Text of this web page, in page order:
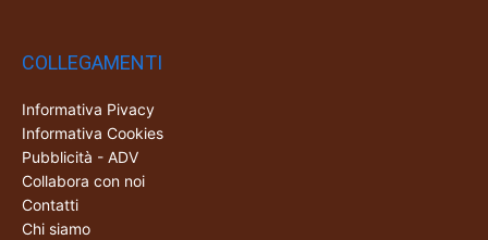
COLLEGAMENTI
Informativa Pivacy
Informativa Cookies
Pubblicità - ADV
Collabora con noi
Contatti
Chi siamo